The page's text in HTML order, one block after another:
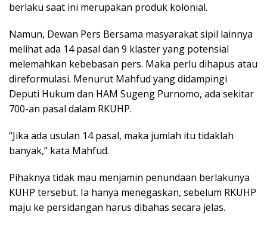
berlaku saat ini merupakan produk kolonial.
Namun, Dewan Pers Bersama masyarakat sipil lainnya
melihat ada 14 pasal dan 9 klaster yang potensial
melemahkan kebebasan pers. Maka perlu dihapus atau
direformulasi. Menurut Mahfud yang didampingi
Deputi Hukum dan HAM Sugeng Purnomo, ada sekitar
700-an pasal dalam RKUHP.
“Jika ada usulan 14 pasal, maka jumlah itu tidaklah
banyak,” kata Mahfud.
Pihaknya tidak mau menjamin penundaan berlakunya
KUHP tersebut. Ia hanya menegaskan, sebelum RKUHP
maju ke persidangan harus dibahas secara jelas.